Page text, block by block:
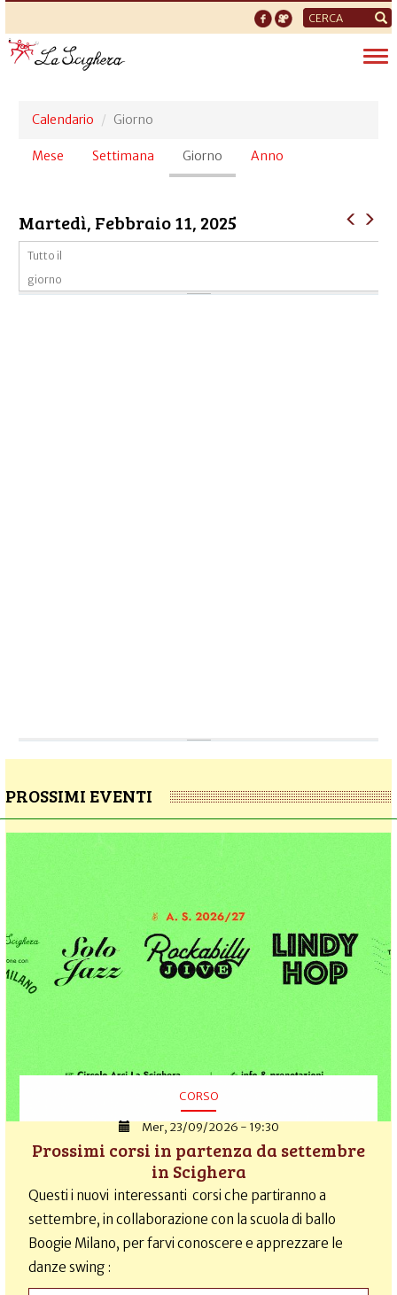
Form
di
ricerca
Calendario Giorno
Schede
Mese Settimana Giorno (scheda
attiva)
Anno
Martedì, Febbraio 11, 2025
Tutto il
giorno
PROSSIMI EVENTI
CORSO
Mer, 23/09/2026 - 19:30
Prossimi corsi in partenza da settembre
in Scighera
Questi i nuovi interessanti corsi che partiranno a
settembre, in collaborazione con la scuola di ballo
Boogie Milano, per farvi conoscere e apprezzare le
danze swing :